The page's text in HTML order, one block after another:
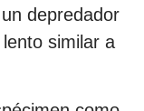
depredador
similar a